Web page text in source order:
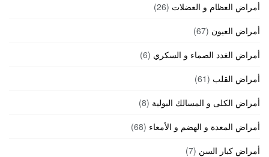
أمراض العظام و العضلات (26)
أمراض العيون (67)
أمراض الغدد الصماء و السكري (6)
أمراض القلب (61)
أمراض الكلى و المسالك البولية (8)
أمراض المعدة و الهضم و الأمعاء (68)
أمراض كبار السن (7)